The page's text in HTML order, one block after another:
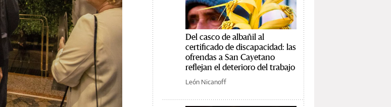
Del casco de albañil al
certificado de discapacidad: las
ofrendas a San Cayetano
reflejan el deterioro del trabajo
León Nicanoff